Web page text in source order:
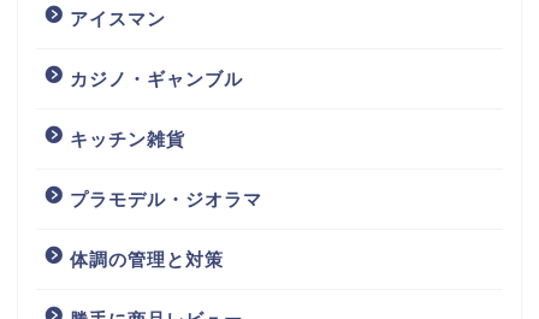
アイスマン
カジノ・ギャンブル
キッチン雑貨
プラモデル・ジオラマ
体調の管理と対策